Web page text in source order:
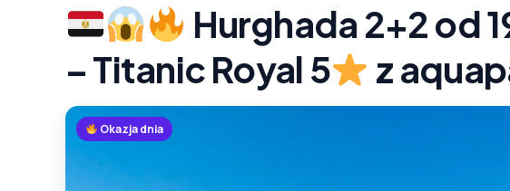
Hurghada 2+2 od
– Titanic Royal 5
z
Okazja dnia